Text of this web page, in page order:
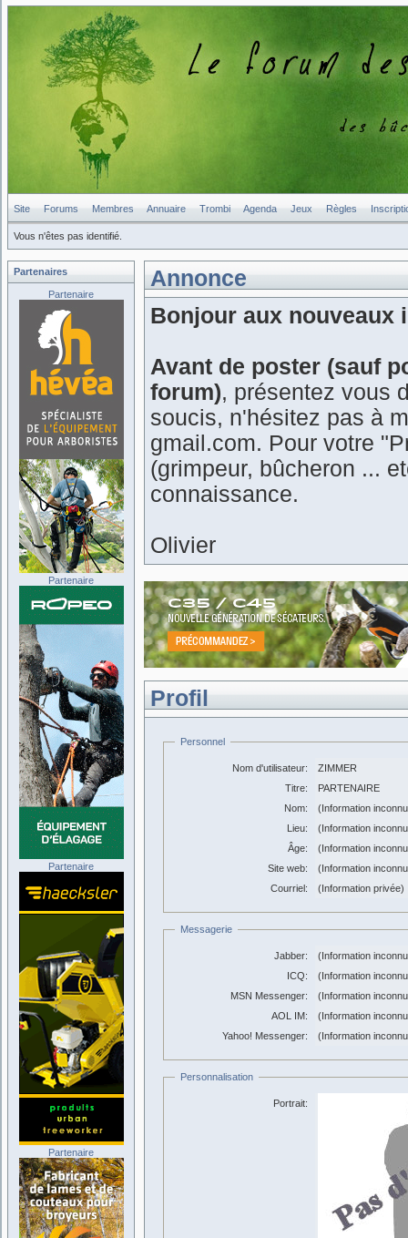
Site Forums Membres Annuaire Trombi Agenda Jeux Règles
Vous n'êtes pas identifié.
Annonce
Bonjour aux nouveaux
Avant de poster (sauf
forum), présentez vous
soucis, n'hésitez pas à
gmail.com. Pour votre
(grimpeur, bûcheron ...
connaissance.
Olivier
Profil
Personnel
Nom d'utilisateur:
ZIMMER
Titre:
PARTENAIRE
Nom:
(Information
Lieu:
(Information
Âge:
(Information
Site web:
(Information
Courriel:
(Information privée)
Messagerie
Jabber:
(Information
ICQ:
(Information
MSN Messenger:
(Information
AOL IM:
(Information
Yahoo! Messenger:
(Information
Personnalisation
Portrait:
Partenaires
Partenaire
Partenaire
Partenaire
Partenaire